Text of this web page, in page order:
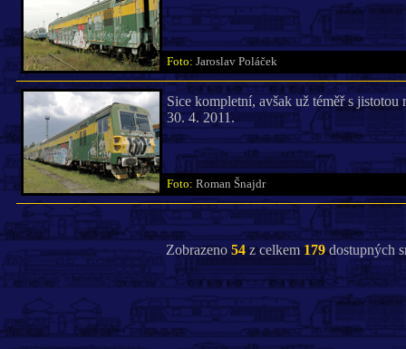
Foto: Jaroslav Poláček
Sice kompletní, avšak už téměř s
30. 4. 2011.
Foto: Roman Šnajdr
Zobrazeno 54z celkem179dostupných